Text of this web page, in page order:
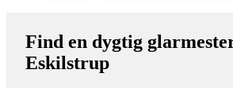
Find en dygtig
Eskilstrup